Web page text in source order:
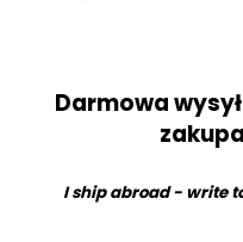
Darmowa
I ship abroad - write